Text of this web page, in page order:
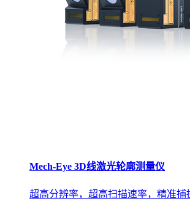
Mech-Eye 3D线激光轮廓测量仪
超高分辨率，超高扫描速率，精准捕